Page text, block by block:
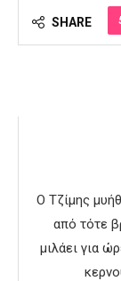
SHARE
Ο Τζίμης
από τότε
μιλάει για